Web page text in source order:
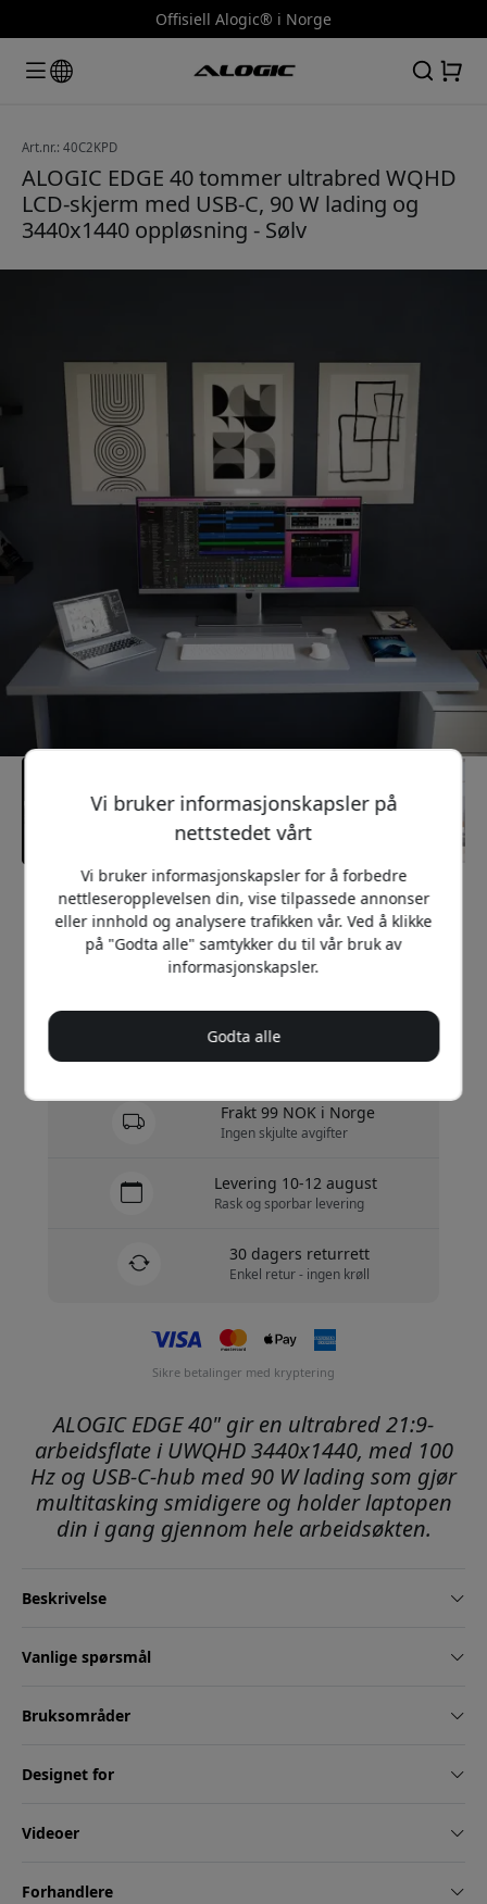
Offisiell Alogic® i Norge
Art.nr.: 40C2KPD
ALOGIC EDGE 40 tommer ultrabred WQHD
LCD-skjerm med USB-C, 90 W lading og
3440x1440 oppløsning - Sølv
Anbefalt pris
11 499 NOK
Frakt 99 NOK i Norge
Ingen skjulte avgifter
Levering 10-12 august
Rask og sporbar levering
30 dagers returrett
Enkel retur - ingen krøll
Sikre betalinger med kryptering
ALOGIC EDGE 40" gir en ultrabred 21:9-
arbeidsflate i UWQHD 3440x1440, med 100
Hz og USB-C-hub med 90 W lading som gjør
multitasking smidigere og holder laptopen
din i gang gjennom hele arbeidsøkten.
Beskrivelse
Vanlige spørsmål
Bruksområder
Designet for
Videoer
Forhandlere
Vi bruker informasjonskapsler på
nettstedet vårt
Vi bruker informasjonskapsler for å forbedre
nettleseropplevelsen din, vise tilpassede annonser
eller innhold og analysere trafikken vår. Ved å klikke
på "Godta alle" samtykker du til vår bruk av
informasjonskapsler.
Godta alle